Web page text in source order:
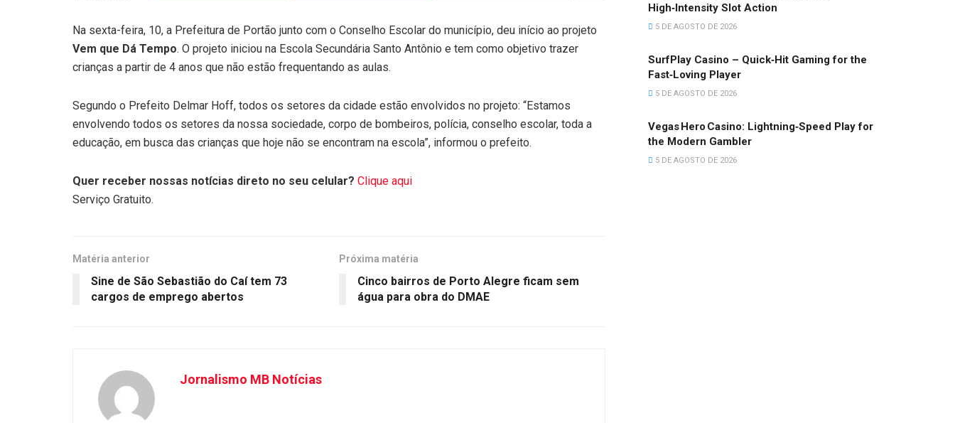
Na sexta-feira, 10, a Prefeitura de Portão junto com o Conselho Escolar do município, deu início ao projeto
Vem que Dá Tempo. O projeto iniciou na Escola Secundária Santo Antônio e tem como objetivo trazer
crianças a partir de 4 anos que não estão frequentando as aulas.
Segundo o Prefeito Delmar Hoff, todos os setores da cidade estão envolvidos no projeto: “Estamos
envolvendo todos os setores da nossa sociedade, corpo de bombeiros, polícia, conselho escolar, toda a
educação, em busca das crianças que hoje não se encontram na escola”, informou o prefeito.
Quer receber nossas notícias direto no seu celular? Clique aqui
Serviço Gratuito.
Matéria anterior
Sine de São Sebastião do Caí tem 73
cargos de emprego abertos
Próxima matéria
Cinco bairros de Porto Alegre ficam sem
água para obra do DMAE
Jornalismo MB Notícias
High‑Intensity Slot Action
5 DE AGOSTO DE 2026
SurfPlay Casino – Quick‑Hit Gaming for the
Fast‑Loving Player
5 DE AGOSTO DE 2026
Vegas Hero Casino: Lightning‑Speed Play for
the Modern Gambler
5 DE AGOSTO DE 2026